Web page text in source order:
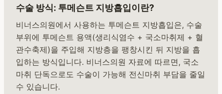
수술 방식: 투메슨트 지방흡입이란?
비너스의원에서 사용하는 투메슨트 지방흡입은, 수술
부위에 투메슨트 용액(생리식염수 + 국소마취제 + 혈
관수축제)을 주입해 지방층을 팽창시킨 뒤 지방을 흡
입하는 방식입니다. 비너스의원 자료에 따르면, 국소
마취 단독으로도 수술이 가능해 전신마취 부담을 줄일
수 있습니다.